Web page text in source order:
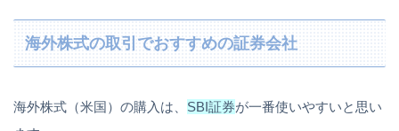
海外株式の取引でおすすめの証券会社
海外株式（米国）の購入は、 SBI証券が一番使いやすいと思い